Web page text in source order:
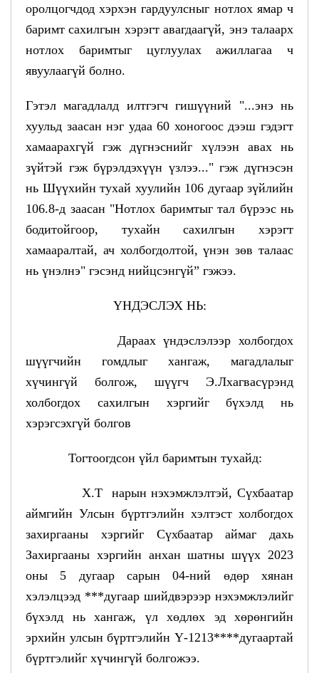
оролцогчдод хэрхэн гардуулсныг нотлох ямар ч
баримт сахилгын хэрэгт авагдаагүй, энэ талаарх
нотлох баримтыг цуглуулах ажиллагаа ч
явуулаагүй болно.
Гэтэл магадлалд илтгэгч гишүүний "...энэ нь
хуульд заасан нэг удаа 60 хоногоос дээш гэдэгт
хамаарахгүй гэж дүгнэснийг хүлээн авах нь
зүйтэй гэж бүрэлдэхүүн үзлээ..." гэж дүгнэсэн
нь Шүүхийн тухай хуулийн 106 дугаар зүйлийн
106.8-д заасан "Нотлох баримтыг тал бүрээс нь
бодитойгоор, тухайн сахилгын хэрэгт
хамааралтай, ач холбогдолтой, үнэн зөв талаас
нь үнэлнэ" гэсэнд нийцсэнгүй” гэжээ.
ҮНДЭСЛЭХ НЬ:
Дараах үндэслэлээр холбогдох
шүүгчийн гомдлыг хангаж, магадлалыг
хүчингүй болгож, шүүгч Э.Лхагвасүрэнд
холбогдох сахилгын хэргийг бүхэлд нь
хэрэгсэхгүй болгов
Тогтоогдсон үйл баримтын тухайд:
Х.Т нарын нэхэмжлэлтэй, Сүхбаатар
аймгийн Улсын бүртгэлийн хэлтэст холбогдох
захиргааны хэргийг Сүхбаатар аймаг дахь
Захиргааны хэргийн анхан шатны шүүх 2023
оны 5 дугаар сарын 04-ний өдөр хянан
хэлэлцээд ***дугаар шийдвэрээр нэхэмжлэлийг
бүхэлд нь хангаж, үл хөдлөх эд хөрөнгийн
эрхийн улсын бүртгэлийн Ү-1213****дугаартай
бүртгэлийг хүчингүй болгожээ.